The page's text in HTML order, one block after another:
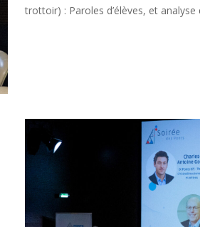
trottoir) : Paroles d’élèves, et analyse